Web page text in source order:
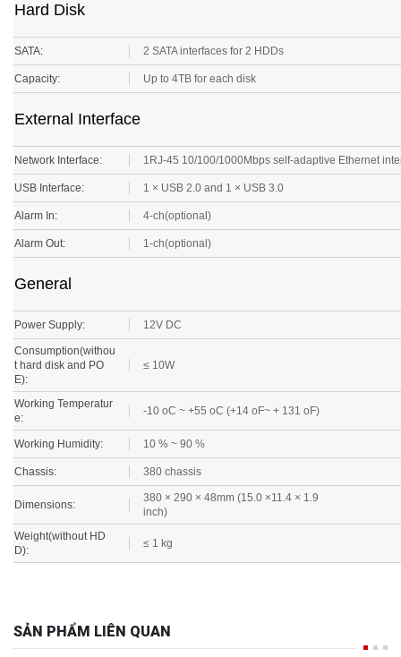
SATA: 2 SATA interfaces for 2 HDDs
Capacity: Up to 4TB for each disk
Network Interface: 1RJ-45 10/100/1000Mbps self-adaptive Ethernet
USB Interface: 1 × USB 2.0 and 1 × USB 3.0
Alarm In: 4-ch(optional)
Alarm Out: 1-ch(optional)
Power Supply: 12V DC
Consumption(withou
t hard disk and PO
E):
Working Temperatur
e:
Working Humidity: 10 % ~ 90 %
Chassis: 380 chassis
380 × 290 × 48mm (15.0 ×11.4 × 1.9
inch)
Weight(without HD
D):
SẢN PHẨM LIÊN QUAN